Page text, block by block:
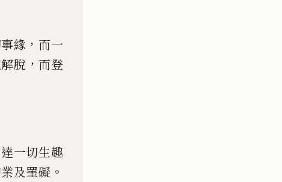
緣 ， 而一
脫 ， 而登
一切生趣
及罣礙 。